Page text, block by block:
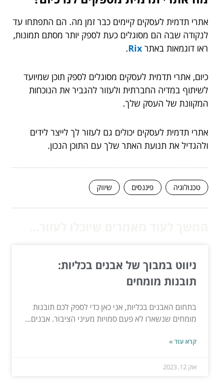
אתרי תדמית לעסקים קיימים כבר זמן מה. הם התפתחו עד
לנקודה שבה הם מסוגלים כעת לספק יותר מסתם תמונות,
ראו דוגמאות באתר Rix
.
כיום, אתרי תדמית לעסקים מסוגלים לספק תוכן שמיועד
לשיתוף במדיה החברתית ולעזור להגביר את הנוכחות
המקוונת של העסק שלך.
אתרי תדמית לעסקים יכולים גם לעזור לך לייצר לידים
ולהגדיל את תנועת האתר שלך עם התוכן הנכון.
טכנולוגיה פיננסים שיווק
ניווט במבוך של אבנים בכליות:
תובנות מומחים
בתחום האבנים בכליות, אני כאן כדי לספק לכם תובנות
מומחים שנשארו לא פעם סמויות מעיני הציבור. אבנים...
קרא עוד »
אוק 12, 2023